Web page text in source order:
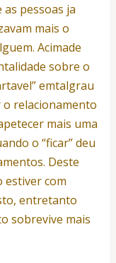
pessoas ja
mais o
Acimade
sobre o
emtalgrau
relacionamento
mais uma
o “ficar” deu
Deste
estiver com
entretanto
sobrevive mais